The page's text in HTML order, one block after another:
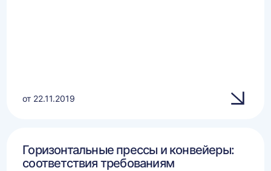
от 22.11.2019
Горизонтальные прессы и конвейеры:
соответствия требованиям